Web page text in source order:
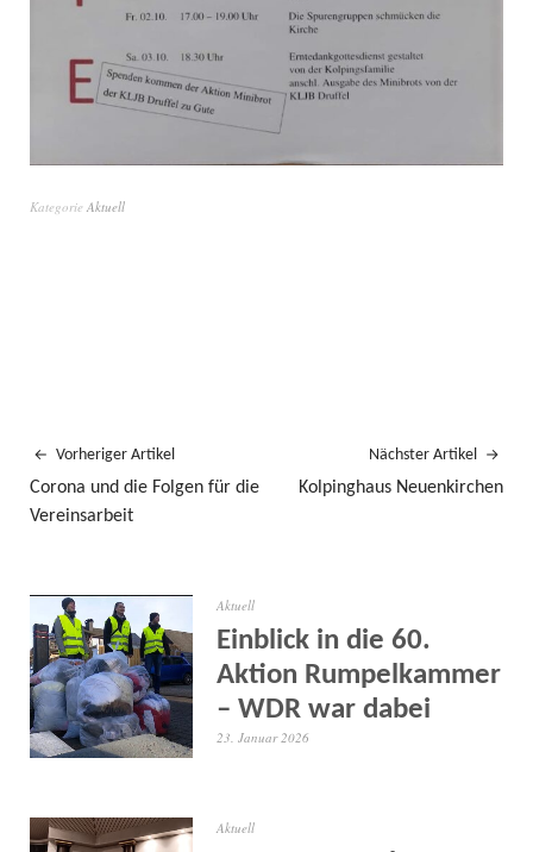
Kategorie Aktuell
Vorheriger Artikel
Corona und die Folgen für die
Vereinsarbeit
Nächster Artikel
Kolpinghaus Neuenkirchen
Aktuell
Einblick in die 60.
Aktion Rumpelkammer
– WDR war dabei
23. Januar 2026
Aktuell